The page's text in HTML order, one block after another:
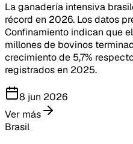
La ganadería intensiva
récord en 2026. Los datos
Confinamiento indican que
millones de bovinos
crecimiento de 5,7%
registrados en 2025.
8 jun 2026
Ver más
Brasil